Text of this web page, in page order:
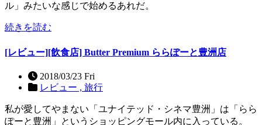
ル」みたいな感じで始めるあれだ。
続きを読む
[レビュー][飲食店] Butter Premium ららぽーと豊洲店
2018/03/23 Fri
レビュー , 旅行
私が愛してやまない「ユナイテッド・シネマ豊洲」は「らら
ぽーと豊洲」というショッピングモール内に入っている。